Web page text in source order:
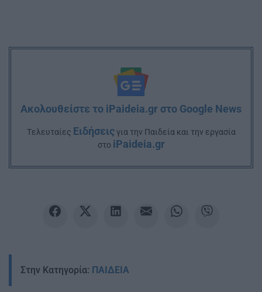
Ακολουθείστε το iPaideia.gr στο Google News
Tελευταίες Ειδήσειςγια την Παιδεία και την εργασία
στο iPaideia.gr
Στην Κατηγορία: ΠΑΙΔΕΙΑ